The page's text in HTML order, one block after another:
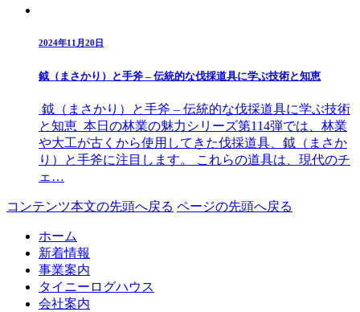
2024年11月20日
鉞（まさかり）と手斧 – 伝統的な伐採道具に学ぶ技術と知恵
鉞（まさかり）と手斧 – 伝統的な伐採道具に学ぶ技術
と知恵 本日の林業の魅力シリーズ第114弾では、林業
や大工が古くから使用してきた伐採道具、鉞（まさか
り）と手斧に注目します。 これらの道具は、現代のチ
ェ…
コンテンツ本文の先頭へ戻る ページの先頭へ戻る
ホーム
新着情報
事業案内
タイニーログハウス
会社案内